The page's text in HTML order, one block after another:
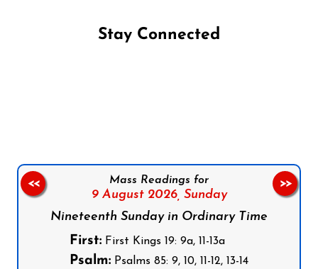
Stay Connected
Mass Readings for
9 August 2026, Sunday
Nineteenth Sunday in Ordinary Time
First: First Kings 19: 9a, 11-13a
Psalm: Psalms 85: 9, 10, 11-12, 13-14
<< >>